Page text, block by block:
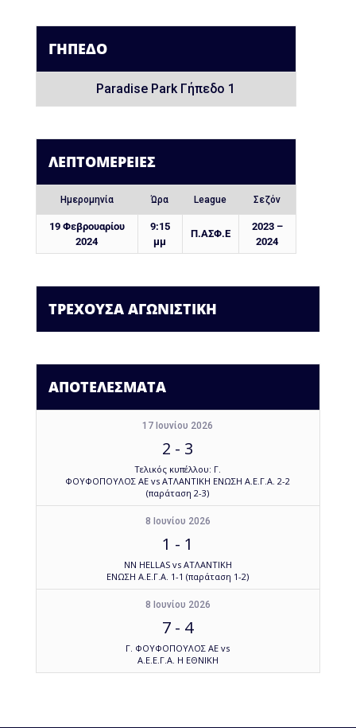
ΓΉΠΕΔΟ
Paradise Park Γήπεδο 1
ΛΕΠΤΟΜΈΡΕΙΕΣ
Ημερομηνία Ώρα League Σεζόν
19 Φεβρουαρίου
2024
9:15
μμ
Π.ΑΣΦ.Ε
2023 –
2024
ΤΡΕΧΟΥΣΑ ΑΓΩΝΙΣΤΙΚΗ
ΑΠΟΤΕΛΕΣΜΑΤΑ
17 Ιουνίου 2026
2 - 3
Τελικός κυπέλλου: Γ.
ΦΟΥΦΟΠΟΥΛΟΣ ΑΕ vs ΑΤΛΑΝΤΙΚΗ ΕΝΩΣΗ Α.Ε.Γ.Α. 2-2
(παράταση 2-3)
8 Ιουνίου 2026
1 - 1
NN HELLAS vs ΑΤΛΑΝΤΙΚΗ
ΕΝΩΣΗ Α.Ε.Γ.Α. 1-1 (παράταση 1-2)
8 Ιουνίου 2026
7 - 4
Γ. ΦΟΥΦΟΠΟΥΛΟΣ ΑΕ vs
Α.Ε.Ε.Γ.Α. Η ΕΘΝΙΚΗ